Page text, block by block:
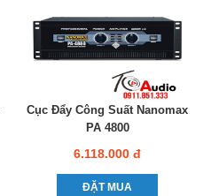
Cục Đẩy Công Suất Nanomax
PA 4800
6.118.000 đ
ĐẶT MUA